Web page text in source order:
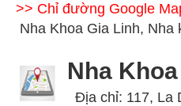
>> Chỉ đường Google
Nha Khoa Gia Linh, Nha
Nha
Địa chỉ: 117, La